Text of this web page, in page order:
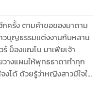
ครั้ง ตามคำขอของมาดาม
วบุญธรรมแต่งงานกับหลาน
ม็องแฌโน มาเฟียเจ้า
างแผนให้พุทธธาดาทำทุก
งได้ ด้วยรู้ว่าหญิงสาวมีใจให้
พุทธธาดาเช่นกัน แต่